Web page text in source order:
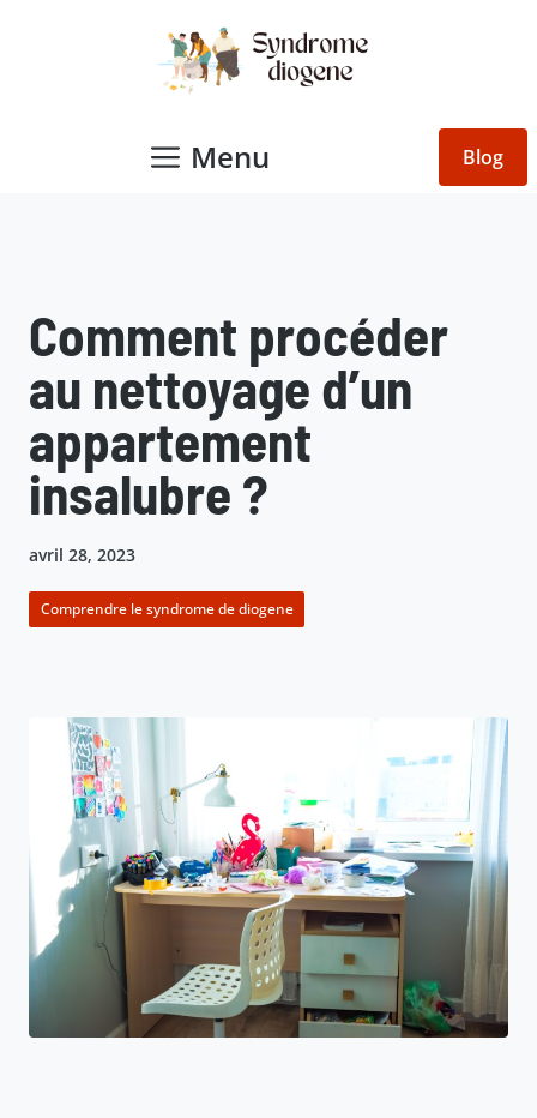
Menu Blog
Comment procéder
au nettoyage d’un
appartement
insalubre ?
avril 28, 2023
Comprendre le syndrome de diogene